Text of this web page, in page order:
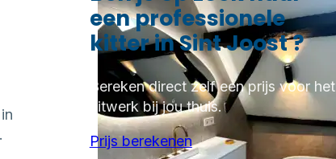
een professionele
kitter in Sint Joost ?
Bereken direct zelf een prijs voor het
kitwerk bij jou thuis.
Prijs berekenen